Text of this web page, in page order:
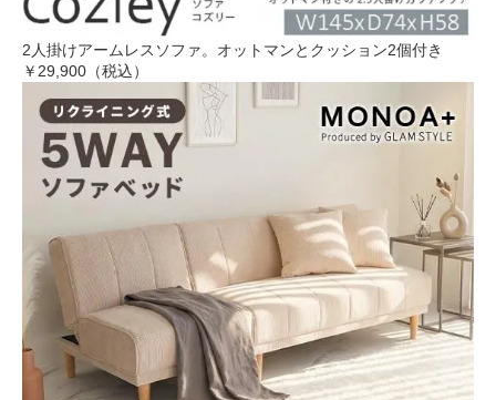
2人掛けアームレスソファ。オットマンとクッション2個付き
￥29,900（税込）